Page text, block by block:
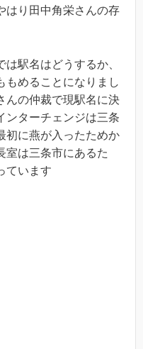
はり田中角栄さんの存
駅名はどうするか、
もめることになりまし
んの仲裁で現駅名に決
ンターチェンジは三条
初に燕が入ったためか
室は三条市にあるた
ています